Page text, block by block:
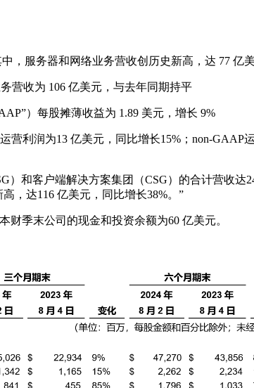
，服务器和网络业务营收创历史新高，达 77 亿
营收为 106 亿美元，与去年同期持平
）每股摊薄收益为 1.89 美元，增长 9%
利润为13 亿美元，同比增长15%；non-GAAP
和客户端解决方案集团（CSG）的合计营收达
，达116 亿美元，同比增长38%。”
季末公司的现金和投资余额为60 亿美元。